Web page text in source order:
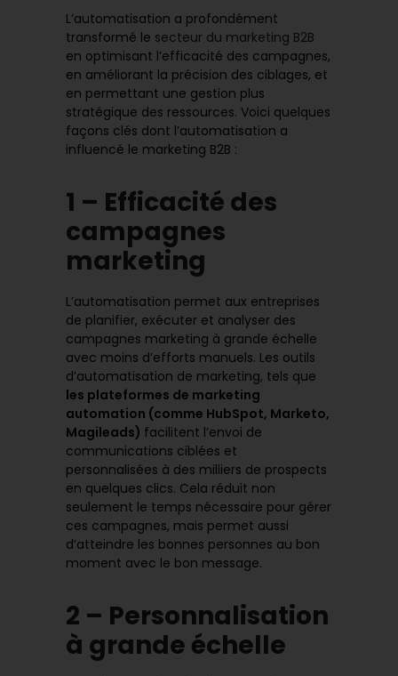
L’automatisation a profondément
transformé le secteur du marketing B2B
en optimisant l’efficacité des campagnes,
en améliorant la précision des ciblages, et
en permettant une gestion plus
stratégique des ressources. Voici quelques
façons clés dont l’automatisation a
influencé le marketing B2B :
1 – Efficacité des
campagnes
marketing
L’automatisation permet aux entreprises
de planifier, exécuter et analyser des
campagnes marketing à grande échelle
avec moins d’efforts manuels. Les outils
d’automatisation de marketing, tels que
les plateformes de marketing
automation (comme HubSpot, Marketo,
Magileads) facilitent l’envoi de
communications ciblées et
personnalisées à des milliers de prospects
en quelques clics. Cela réduit non
seulement le temps nécessaire pour gérer
ces campagnes, mais permet aussi
d’atteindre les bonnes personnes au bon
moment avec le bon message.
2 – Personnalisation
à grande échelle